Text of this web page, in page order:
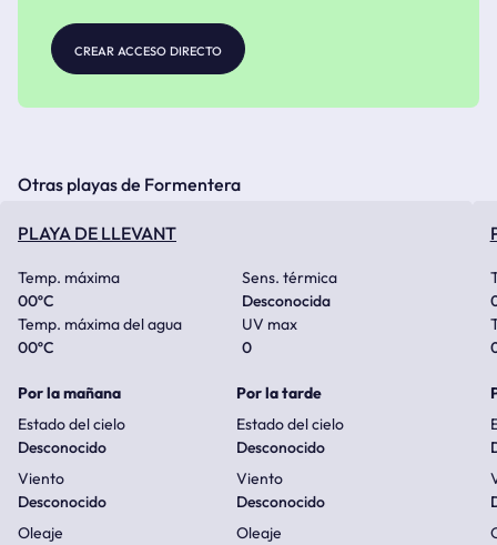
crear acceso directo
Otras playas de Formentera
PLAYA DE LLEVANT
Temp. máxima
00ºC
Sens. térmica
Desconocida
Temp. máxima del agua
00ºC
UV max
0
Por la mañana
Estado del cielo
Desconocido
Viento
Desconocido
Oleaje
Por la tarde
Estado del cielo
Desconocido
Viento
Desconocido
Oleaje